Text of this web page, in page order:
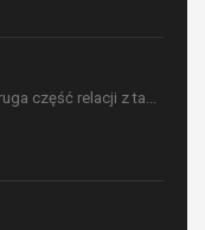
część relacji z ta...